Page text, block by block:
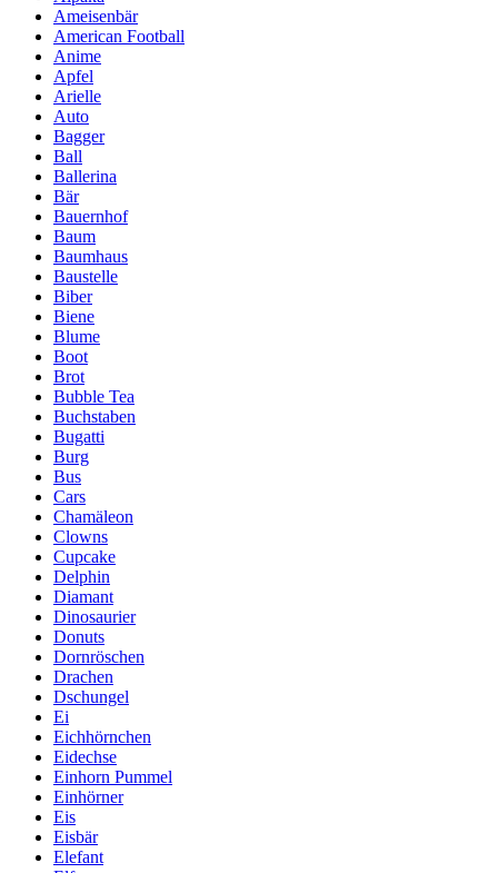
Ameisenbär
American Football
Anime
Apfel
Arielle
Auto
Bagger
Ball
Ballerina
Bär
Bauernhof
Baum
Baumhaus
Baustelle
Biber
Biene
Blume
Boot
Brot
Bubble Tea
Buchstaben
Bugatti
Burg
Bus
Cars
Chamäleon
Clowns
Cupcake
Delphin
Diamant
Dinosaurier
Donuts
Dornröschen
Drachen
Dschungel
Ei
Eichhörnchen
Eidechse
Einhorn Pummel
Einhörner
Eis
Eisbär
Elefant